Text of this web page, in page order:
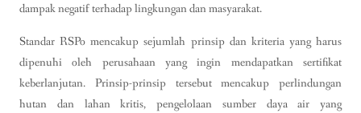
dampak negatif terhadap lingkungan dan masyarakat.
Standar RSPo mencakup sejumlah prinsip dan kriteria yang harus
dipenuhi oleh perusahaan yang ingin mendapatkan sertifikat
keberlanjutan. Prinsip-prinsip tersebut mencakup perlindungan
hutan dan lahan kritis, pengelolaan sumber daya air yang